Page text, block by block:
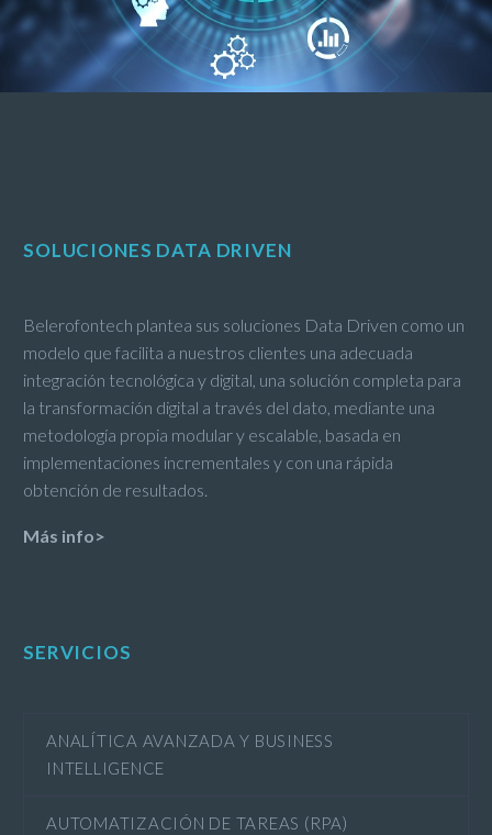
SOLUCIONES DATA DRIVEN
Belerofontech plantea sus soluciones Data Driven como un
modelo que facilita a nuestros clientes una adecuada
integración tecnológica y digital, una solución completa para
la transformación digital a través del dato, mediante una
metodología propia modular y escalable, basada en
implementaciones incrementales y con una rápida
obtención de resultados.
Más info>
SERVICIOS
ANALÍTICA AVANZADA Y BUSINESS
INTELLIGENCE
AUTOMATIZACIÓN DE TAREAS (RPA)